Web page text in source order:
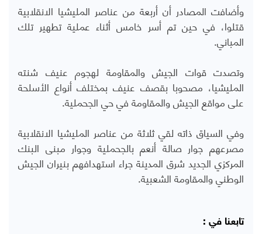
وأضافت المصادر أن أربعة من عناصر المليشيا الانقلابية
قتلوا، في حين تم أسر خامس أثناء عملية تطهير تلك
المباني.
وتصدت قوات الجيش والمقاومة لهجوم عنيف شنته
المليشيا، مصحوبا بقصف عنيف بمختلف أنواع الأسلحة
على مواقع الجيش والمقاومة في حي الجحملية.
وفي السياق ذاته لقي ثلاثة من عناصر المليشيا الانقلابية
مصرعهم جوار صالة أنعم بالجحملية وجوار مبنى البنك
المركزي الجديد شرق المدينة جراء استهدافهم بنيران الجيش
الوطني والمقاومة الشعبية.
تابعنا في :